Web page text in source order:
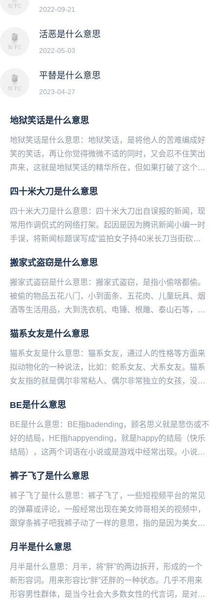
2022-09-21
活恶是什么意思
2022-05-03
平替是什么意思
2023-04-27
地狱笑话是什么意思
地狱笑话是什么意思：地狱笑话，是将他人的苦难编成好
笑的笑话，再让你觉得微微不适的同时，又会忍不住笑出
声来，这就是地狱笑话的精华所在，但如果打破了这个平
四十米大刀是什么意思
四十米大刀是什么意思：四十米大刀出自误报的新闻，现
常用作调侃式的网络打架。起因是因为腾讯新闻小编一时
手误，将新闻标题误写成“监拍女子持40米长刀当街砍
搬家式盗窃是什么意思
搬家式盗窃是什么意思：搬家式盗窃，是指小偷啥都偷。
被偷的物品五花八门，小到面条、五花肉、儿童玩具、烟
酒等生活用品，大到洗衣机、电锤、根雕、泰山石等，一
拿。...
猫系女友是什么意思
猫系女友是什么意思：猫系女友，通过人‌‌‌‌‌‌‌‌‌‌‌‌的性格等方面来
拟动物化的一种说法，比如：蛇系女友、犬系女友。猫系
女友指的就是偶尔非常粘人、偶尔非常独立的女孩，没有
BE是什么意思
BE是什么意思：BE指badending，顾名思义就是悲伤或不
好的结局，HE指happyending，就是happy的结局（快乐
结局），这两个词语在小说或是游戏中经常出现。小说，
裤子飞了是什么意思
裤子飞了是什么意思：裤子飞了，一些短视频平台的常见
的弹幕或评论，一‌‌‌‌‌‌‌‌‌‌‌般经常出现在美女帅哥相关的视频中，
跟穿条裤子吧我裤子动了一样的意思，指的是因为美女or
月半是什么意思
月半是什么意思：月半，将“胖”的两边拆开，形成的一个
新形容词。用来形容比“胖”还胖的一种状态。几乎不用来
形容男性群体，是当今社会大多数女性的代言词，是对这